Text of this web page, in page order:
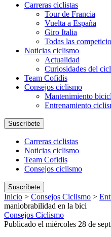
Carreras ciclistas
Tour de Francia
Vuelta a España
Giro Italia
Todas las
Noticias ciclismo
Actualidad
Curiosidades del
Team Cofidis
Consejos ciclismo
Mantenimiento
Entrenamiento
Suscríbete
Carreras ciclistas
Noticias ciclismo
Team Cofidis
Consejos ciclismo
Suscríbete
Inicio > Consejos Ciclismo >
maniobrabilidad en la bici
Consejos Ciclismo
Publicado el miércoles 28 de